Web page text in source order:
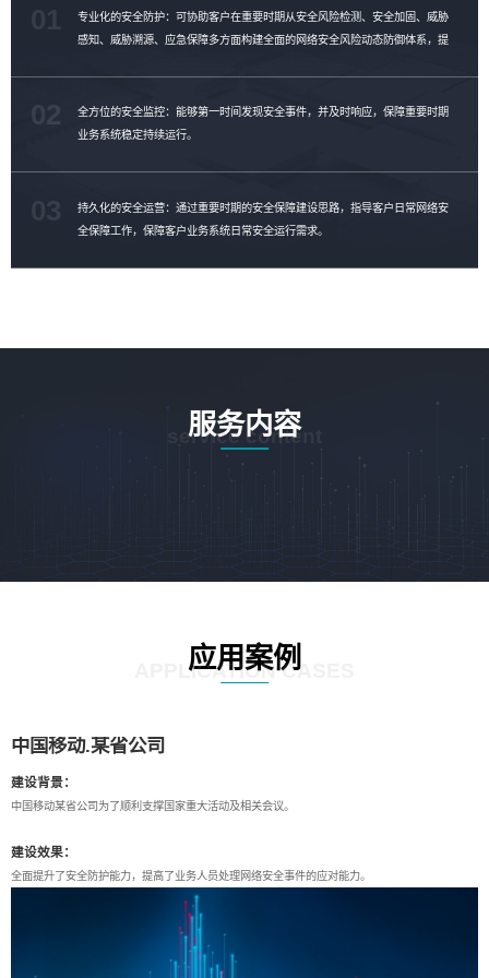
专业化的安全防护：可协助客户在重要时期从安全风险检测、安全加固、威胁
感知、威胁溯源、应急保障多方面构建全面的网络安全风险动态防御体系，提
全方位的安全监控：能够第一时间发现安全事件，并及时响应，保障重要时期
业务系统稳定持续运行。
02
持久化的安全运营：通过重要时期的安全保障建设思路，指导客户日常网络安
全保障工作，保障客户业务系统日常安全运行需求。
03
服务内容
service content
应用案例
APPLICATION CASES
中国移动.某省公司
建设背景：
中国移动某省公司为了顺利支撑国家重大活动及相关会议。
建设效果：
全面提升了安全防护能力，提高了业务人员处理网络安全事件的应对能力。